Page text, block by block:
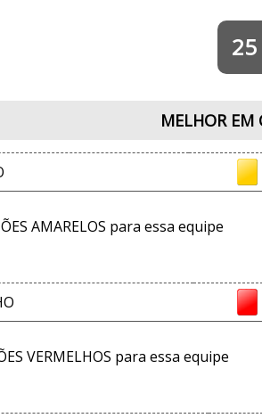
25
MELHOR
AMARELOS para essa equipe
VERMELHOS para essa equipe